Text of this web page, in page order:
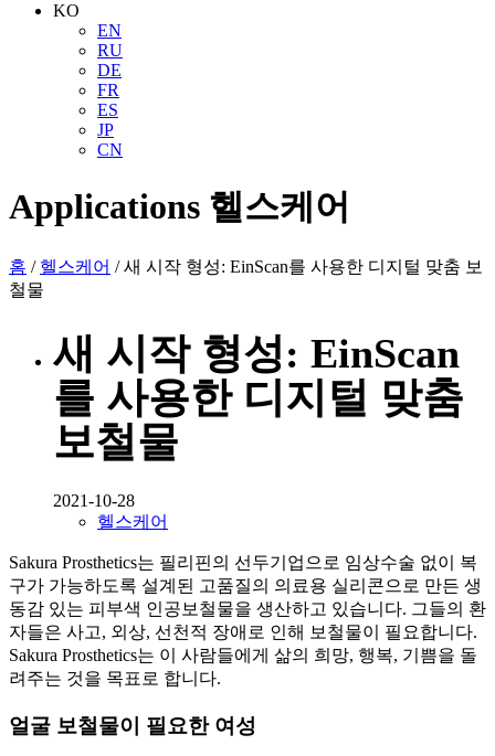
KO
EN
RU
DE
FR
ES
JP
CN
Applications 헬스케어
홈 / 헬스케어 / 새 시작 형성: EinScan를 사용한 디지털 맞춤 보
철물
새 시작 형성: EinScan
를 사용한 디지털 맞춤
보철물
2021-10-28
헬스케어
Sakura Prosthetics는 필리핀의 선두기업으로 임상수술 없이 복
구가 가능하도록 설계된 고품질의 의료용 실리콘으로 만든 생
동감 있는 피부색 인공보철물을 생산하고 있습니다. 그들의 환
자들은 사고, 외상, 선천적 장애로 인해 보철물이 필요합니다.
Sakura Prosthetics는 이 사람들에게 삶의 희망, 행복, 기쁨을 돌
려주는 것을 목표로 합니다.
얼굴 보철물이 필요한 여성